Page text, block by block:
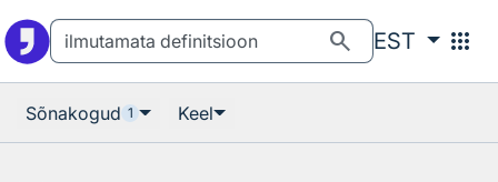
search EST apps
Sõnakogud 1 Keel